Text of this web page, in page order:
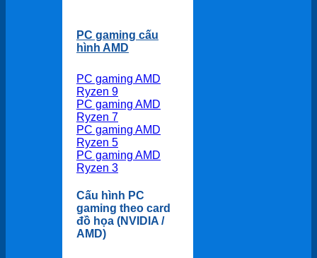
PC gaming cấu
hình AMD
PC gaming AMD
Ryzen 9
PC gaming AMD
Ryzen 7
PC gaming AMD
Ryzen 5
PC gaming AMD
Ryzen 3
Cấu hình PC
gaming theo card
đồ họa (NVIDIA /
AMD)